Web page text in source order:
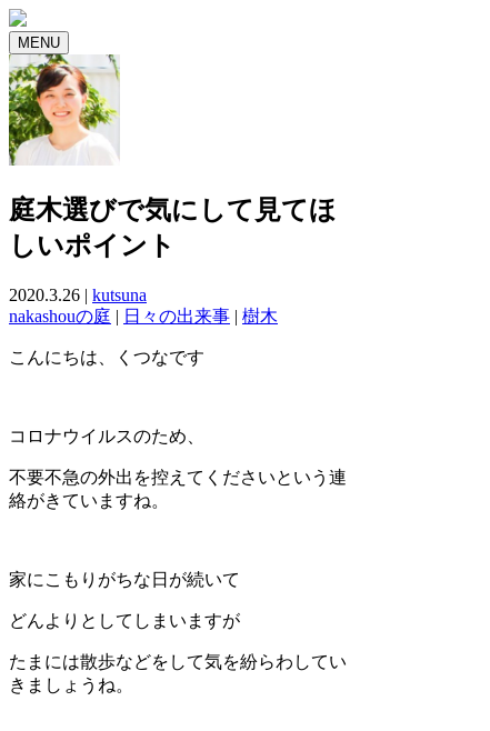
MENU
庭木選びで気にして見てほ
しいポイント
2020.3.26 | kutsuna
nakashouの庭 | 日々の出来事 | 樹木
こんにちは、くつなです
コロナウイルスのため、
不要不急の外出を控えてくださいという連
絡がきていますね。
家にこもりがちな日が続いて
どんよりとしてしまいますが
たまには散歩などをして気を紛らわしてい
きましょうね。